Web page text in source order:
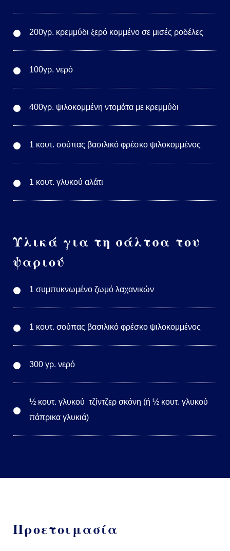
200γρ. κρεμμύδι ξερό κομμένο σε μισές ροδέλες
100γρ. νερό
400γρ. ψιλοκομμένη ντομάτα με κρεμμύδι
1 κουτ. σούπας βασιλικό φρέσκο ψιλοκομμένος
1 κουτ. γλυκού αλάτι
Υλικά για τη σάλτσα του
ψαριού
1 συμπυκνωμένο ζωμό λαχανικών
1 κουτ. σούπας βασιλικό φρέσκο ψιλοκομμένος
300 γρ. νερό
½ κουτ. γλυκού τζίντζερ σκόνη (ή ½ κουτ. γλυκού
πάπρικα γλυκιά)
Προετοιμασία